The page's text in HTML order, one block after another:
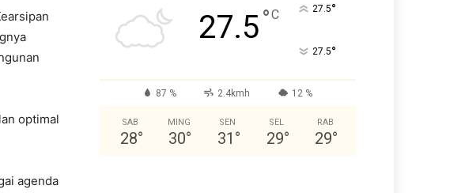
optimal
agenda
27.5°C 27.5°
27.5°
87 % 2.4kmh 12 %
SAB
28°
MING
30°
SEN
31 °
SEL
29°
RAB
29°